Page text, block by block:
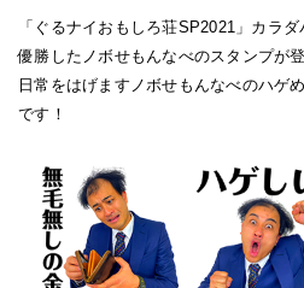
「ぐるナイおもしろ荘SP2021」カラ
優勝したノボせもんなべのスタンプが
日常をはげますノボせもんなべのハゲ
です！